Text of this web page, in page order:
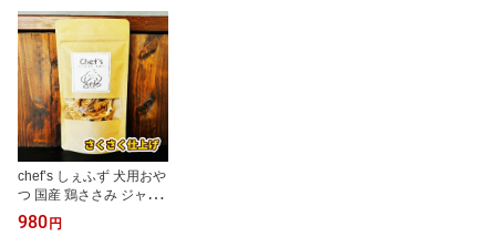
chef’s しぇふず 犬用おや
つ 国産 鶏ささみ ジャー
キー 40g 犬 ささみジャ
ーキー 犬用 鶏 ささみ お
980円